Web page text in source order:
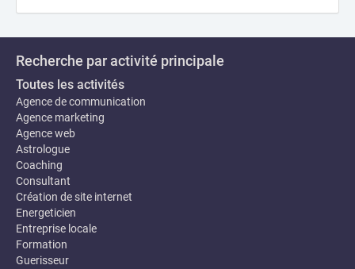
Recherche par activité principale
Toutes les activités
Agence de communication
Agence marketing
Agence web
Astrologue
Coaching
Consultant
Création de site internet
Energeticien
Entreprise locale
Formation
Guerisseur